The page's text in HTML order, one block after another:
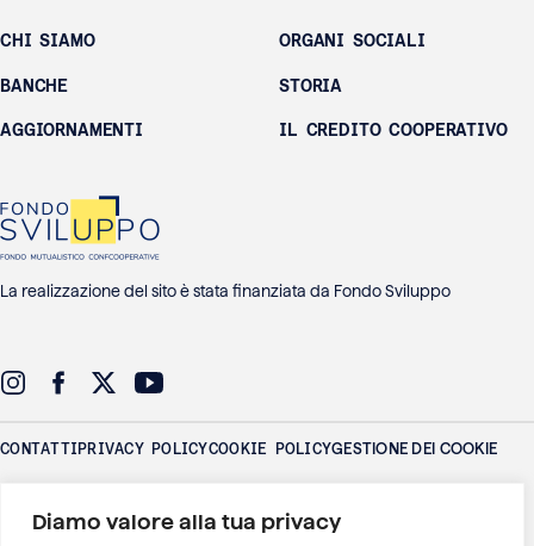
Diamo valore alla tua privacy
CHI SIAMO
BANCHE
AGGIORNAMENTI
ORGANI SOCIALI
STORIA
IL CREDITO COOPERATIVO
La realizzazione del sito è stata finanziata da Fondo Sviluppo
CONTATTIPRIVACY POLICYCOOKIE POLICYGESTIONE DEI COOKIE
Umbria Sardegna P.IVA: 01016771006 - Via Adige 26 - 00198 Roma